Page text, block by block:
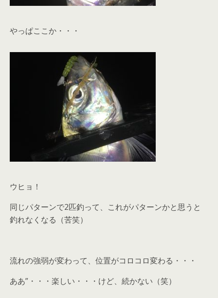
やっぱここか・・・
ウヒョ！
同じパターンで2匹釣って、これがパターンかと思うと
釣れなくなる（苦笑）
流れの強弱が変わって、位置がコロコロ変わる・・・
ああ”・・・楽しい・・・けど、続かない（笑）